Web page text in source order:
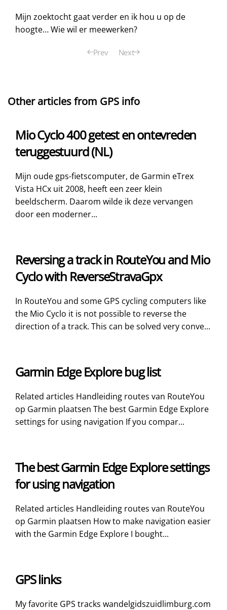
Mijn zoektocht gaat verder en ik hou u op de
hoogte… Wie wil er meewerken?
Prev Next
Other articles from GPS info
Mio Cyclo 400 getest en ontevreden
teruggestuurd (NL)
Mijn oude gps-fietscomputer, de Garmin eTrex
Vista HCx uit 2008, heeft een zeer klein
beeldscherm. Daarom wilde ik deze vervangen
door een moderner...
Reversing a track in RouteYou and Mio
Cyclo with ReverseStravaGpx
In RouteYou and some GPS cycling computers like
the Mio Cyclo it is not possible to reverse the
direction of a track. This can be solved very conve...
Garmin Edge Explore bug list
Related articles Handleiding routes van RouteYou
op Garmin plaatsen The best Garmin Edge Explore
settings for using navigation If you compar...
The best Garmin Edge Explore settings
for using navigation
Related articles Handleiding routes van RouteYou
op Garmin plaatsen How to make navigation easier
with the Garmin Edge Explore I bought...
GPS links
My favorite GPS tracks wandelgidszuidlimburg.com